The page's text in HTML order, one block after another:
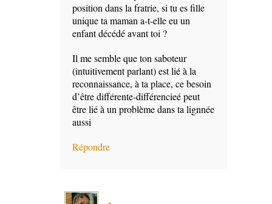
position dans la fratrie, si tu es fille
unique ta maman a-t-elle eu un
enfant décédé avant toi ?
Il me semble que ton saboteur
(intuitivement parlant) est lié à la
reconnaissance, à ta place, ce besoin
d’être différente-différencieé peut
être lié à un problème dans ta lignnée
aussi
Répondre